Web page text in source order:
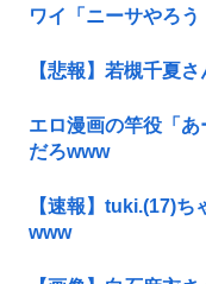
ワイ「ニーサやろう
【悲報】若槻千夏
エロ漫画の竿役「
だろwww
【速報】tuki.(17)
www